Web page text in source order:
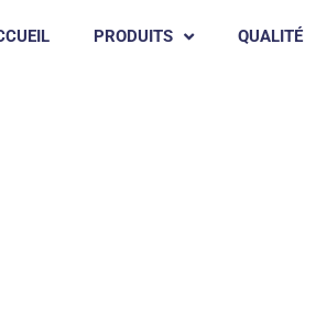
PRODUITS QUALITÉ